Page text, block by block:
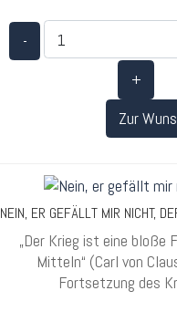
-
+
Zur
NEIN, ER GEFÄLLT MIR NICHT,
„Der Krieg ist eine
Mitteln“ (Carl von
Fortsetzung des